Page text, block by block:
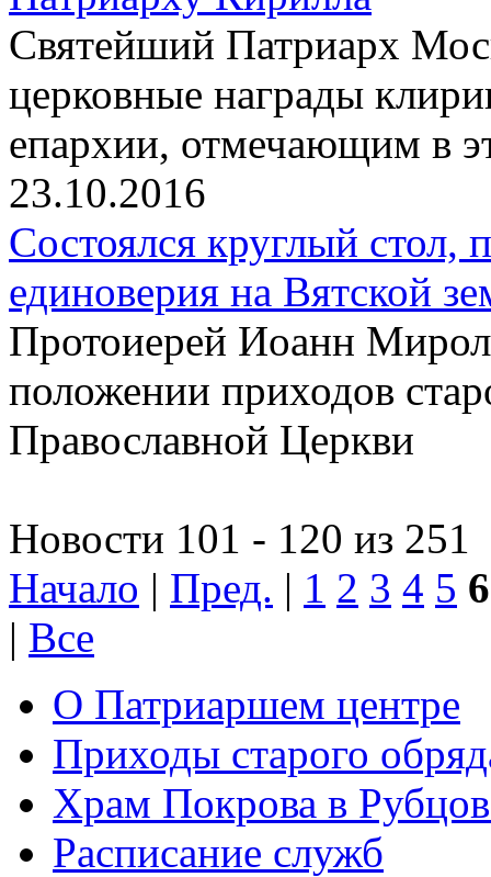
Святейший Патриарх
церковные награды
епархии, отмечающим в
23.10.2016
Состоялся круглый
единоверия на Вятской
Протоиерей Иоанн
положении приходов
Православной Церкви
Новости 101 - 120 из 251
Начало | Пред. | 1 2 3 4 5 6
| Все
О Патриаршем центре
Приходы старого
Храм Покрова в
Расписание служб